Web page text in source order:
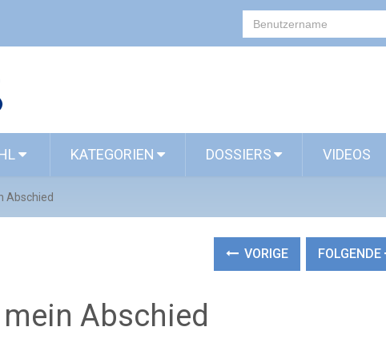
KATEGORIEN DOSSIERS VIDEOS
Abschied
VORIGE FOLGENDE
Abschied